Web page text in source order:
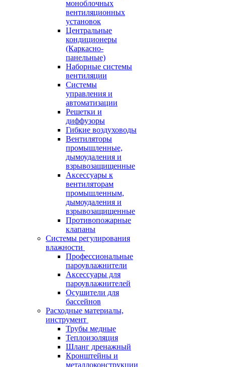
моноблочных
вентиляционных
установок
Центральные
кондиционеры
(Каркасно-
панельные)
Наборные системы
вентиляции
Системы
управления и
автоматизации
Решетки и
диффузоры
Гибкие воздуховоды
Вентиляторы
промышленные,
дымоудаления и
взрывозащищенные
Аксессуары к
вентиляторам
промышленным,
дымоудаления и
взрывозащищенные
Противопожарные
клапаны
Системы регулирования
влажности
Профессиональные
пароувлажнители
Аксессуары для
пароувлажнителей
Осушители для
бассейнов
Расходные материалы,
инструмент
Трубы медные
Теплоизоляция
Шланг дренажный
Кронштейны и
металлоконструкции